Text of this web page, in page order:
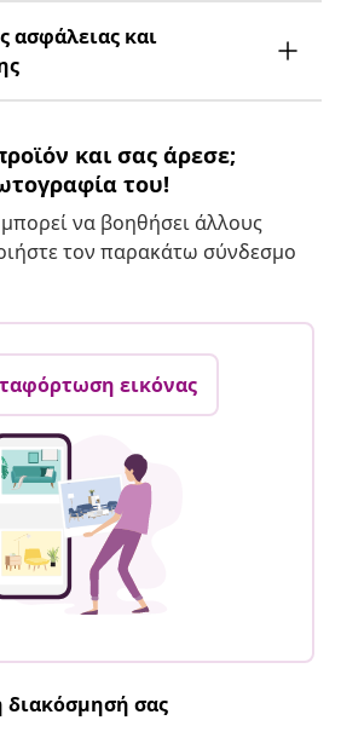
ασφάλειας και
και σας άρεσε;
του!
να βοηθήσει άλλους
τον παρακάτω σύνδεσμο
εικόνας
διακόσμησή σας